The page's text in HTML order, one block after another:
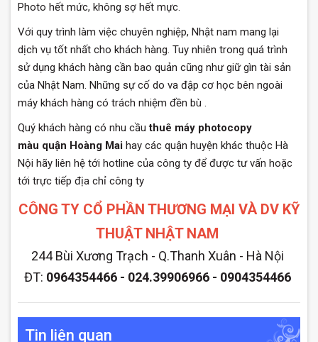
Photo hết mức, không sợ hết mực.
Với quy trình làm việc chuyên nghiệp, Nhật nam mang lại
dịch vụ tốt nhất cho khách hàng. Tuy nhiên trong quá trình
sử dụng khách hàng cần bao quản cũng như giữ gìn tài sản
của Nhật Nam. Những sự cố do va đập cơ học bên ngoài
máy khách hàng có trách nhiệm đền bù .
Quý khách hàng có nhu cầuthuê máy photocopy
màu quận Hoàng Mai hay các quận huyện khác thuộc Hà
Nội hãy liên hệ tới hotline của công ty để được tư vấn hoặc
tới trực tiếp địa chỉ công ty
CÔNG TY CỔ PHẦN THƯƠNG MẠI VÀ DV KỸ
THUẬT NHẬT NAM
244 Bùi Xương Trạch - Q.Thanh Xuân - Hà Nội
ĐT: 0964354466 - 024.39906966 - 0904354466
Tin liên quan